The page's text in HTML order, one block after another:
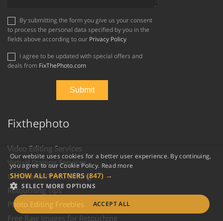
to process the personal data specified by you in the
fields above according to our Privacy Policy
deals from FixThePhoto.com
Fixthephoto
Video Editing Services
Virtual Staging Services
Outsource Photo Editing
Retouching Tips
Photo Editing Freebies
Free Raw Images for Retouching
Our website uses cookies for a better user experience. By continuing,
you agree to our Cookie Policy. Read more
SHOW ALL PARTNERS(847) →
SELECT MORE OPTIONS
ACCEPT ALL